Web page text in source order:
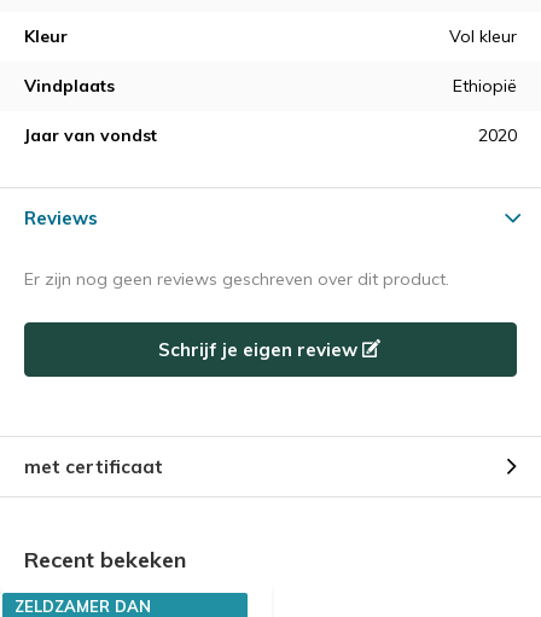
Kleur Vol kleur
Vindplaats Ethiopië
Jaar van vondst 2020
Reviews
Er zijn nog geen reviews geschreven over dit product.
Schrijf je eigen review
met certificaat
Recent bekeken
ZELDZAMER DAN